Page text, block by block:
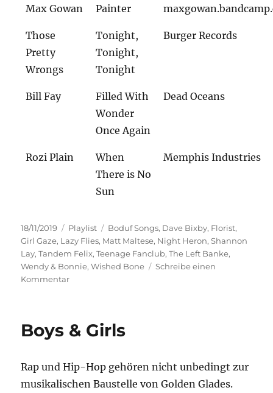
Max Gowan Painter
Those
Pretty
Wrongs
Tonight,
Tonight,
Tonight
Burger Records
Bill Fay
Filled With
Wonder
Once Again
Dead Oceans
Rozi Plain
When
There is No
Sun
Memphis Industries
Veröffentlicht
am
18/11/2019 Kategorien
Playlist Schlagwörter
Boduf Songs, Dave Bixby, Florist,
Girl Gaze, Lazy Flies, Matt Maltese, Night Heron,Shannon
Lay,Tandem Felix,Teenage Fanclub,The Left Banke,
Wendy & Bonnie,Wished Bone
Schreibe einen
Kommentarzu
Boys & Girls
Rap und Hip-Hop gehören nicht unbedingt zur
musikalischen Baustelle von Golden Glades.